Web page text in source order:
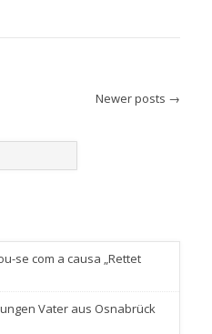
Newer posts →
se com a causa „Rettet
Vater aus Osnabrück